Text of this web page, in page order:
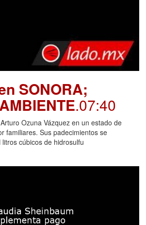
SONORA;
.07:40
Ozuna Vázquez en un estado de
familiares. Sus padecimientos se
cúbicos de hidrosulfu